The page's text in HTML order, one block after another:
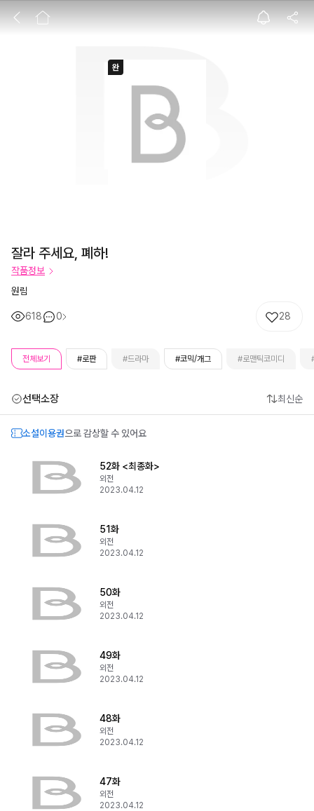
잘라 주세요, 폐
잘라 주세요, 폐하!
작품정보
원림
618 0 28
전체보기 #로판 #드라마 #코믹/개그 #로맨틱코미디
선택소장 최신순
소설이용권으로 감상할 수 있어요
52화 <최종화>
외전
2023.04.12
51화
외전
2023.04.12
50화
외전
2023.04.12
49화
외전
2023.04.12
48화
외전
2023.04.12
47화
외전
2023.04.12